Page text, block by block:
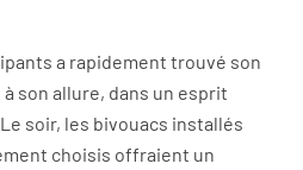
a rapidement trouvé son
son allure, dans un esprit
soir, les bivouacs installés
choisis offraient un